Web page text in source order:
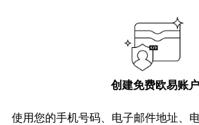
创建免费欧易账户
使用您的手机号码、电子邮件地址、